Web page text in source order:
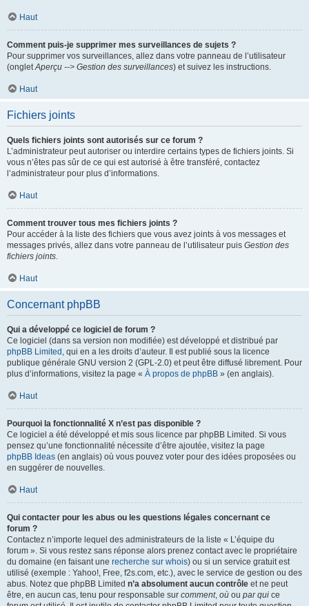
Haut
Comment puis-je supprimer mes surveillances de sujets ?
Pour supprimer vos surveillances, allez dans votre panneau de l’utilisateur
(ongletAperçu --> Gestion des surveillances) et suivez les instructions.
Haut
Fichiers joints
Quels fichiers joints sont autorisés sur ce forum ?
L’administrateur peut autoriser ou interdire certains types de fichiers joints. Si
vous n’êtes pas sûr de ce qui est autorisé à être transféré, contactez
l’administrateur pour plus d’informations.
Haut
Comment trouver tous mes fichiers joints ?
Pour accéder à la liste des fichiers que vous avez joints à vos messages et
messages privés, allez dans votre panneau de l’utilisateur puis Gestion des
fichiers joints.
Haut
Concernant phpBB
Qui a développé ce logiciel de forum ?
Ce logiciel (dans sa version non modifiée) est développé et distribué par
phpBB Limited , qui en a les droits d’auteur. Il est publié sous la licence
publique générale GNU version 2 (GPL-2.0) et peut être diffusé librement. Pour
plus d’informations, visitez la page « À propos de phpBB » (en anglais).
Haut
Pourquoi la fonctionnalité X n’est pas disponible ?
Ce logiciel a été développé et mis sous licence par phpBB Limited. Si vous
pensez qu’une fonctionnalité nécessite d’être ajoutée, visitez la page
phpBB Ideas (en anglais) où vous pouvez voter pour des idées proposées ou
en suggérer de nouvelles.
Haut
Qui contacter pour les abus ou les questions légales concernant ce
forum ?
Contactez n’importe lequel des administrateurs de la liste « L’équipe du
forum ». Si vous restez sans réponse alors prenez contact avec le propriétaire
du domaine (en faisant une recherche sur whois) ou si un service gratuit est
utilisé (exemple : Yahoo!, Free, f2s.com, etc.), avec le service de gestion ou des
abus. Notez que phpBB Limited n’a absolument aucun contrôle et ne peut
être, en aucun cas, tenu pour responsable sur comment, où ou par qui ce